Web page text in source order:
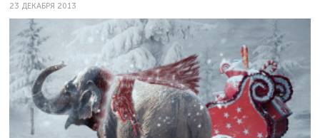
23 ДЕКАБРЯ 2013